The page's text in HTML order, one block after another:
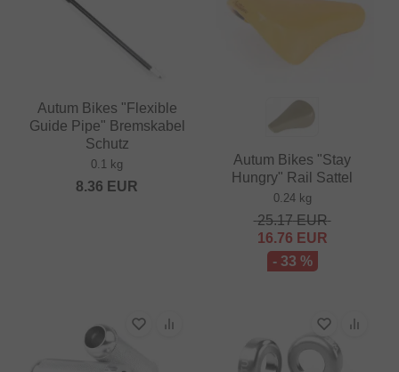
Autum Bikes "Flexible
Guide Pipe" Bremskabel
Schutz
0.1 kg
8.36 EUR
Autum Bikes "Stay
Hungry" Rail Sattel
0.24 kg
25.17EUR
16.76 EUR
- 33 %